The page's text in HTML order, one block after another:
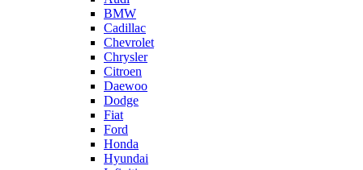
BMW
Cadillac
Chevrolet
Chrysler
Citroen
Daewoo
Dodge
Fiat
Ford
Honda
Hyundai